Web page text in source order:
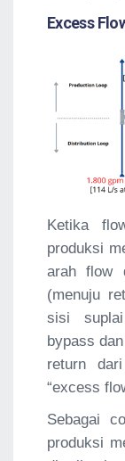
Excess
Ketika
produksi
arah flow
(menuju
sisi
bypass
return
“excess
Sebagai
produksi